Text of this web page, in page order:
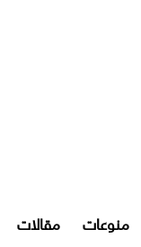
منوعات مقالات